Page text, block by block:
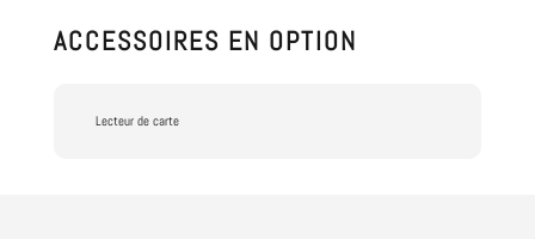
ACCESSOIRES EN OPTION
Lecteur de carte